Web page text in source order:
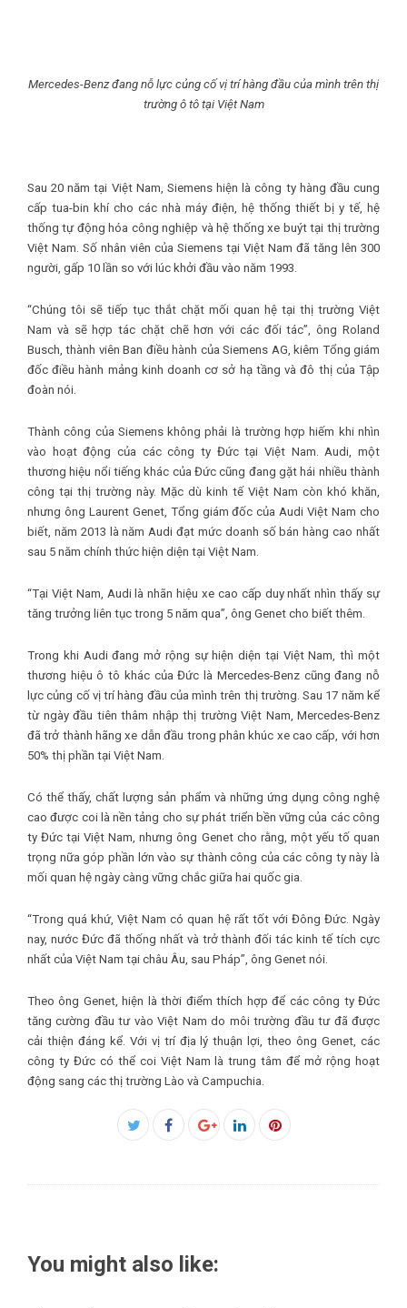
Mercedes-Benz đang nỗ lực củng cố vị trí hàng đầu của mình trên thị
trường ô tô tại Việt Nam
Sau 20 năm tại Việt Nam, Siemens hiện là công ty hàng đầu cung
cấp tua-bin khí cho các nhà máy điện, hệ thống thiết bị y tế, hệ
thống tự động hóa công nghiệp và hệ thống xe buýt tại thị trường
Việt Nam. Số nhân viên của Siemens tại Việt Nam đã tăng lên 300
người, gấp 10 lần so với lúc khởi đầu vào năm 1993.
“Chúng tôi sẽ tiếp tục thắt chặt mối quan hệ tại thị trường Việt
Nam và sẽ hợp tác chặt chẽ hơn với các đối tác”, ông Roland
Busch, thành viên Ban điều hành của Siemens AG, kiêm Tổng giám
đốc điều hành mảng kinh doanh cơ sở hạ tầng và đô thị của Tập
đoàn nói.
Thành công của Siemens không phải là trường hợp hiếm khi nhìn
vào hoạt động của các công ty Đức tại Việt Nam. Audi, một
thương hiệu nổi tiếng khác của Đức cũng đang gặt hái nhiều thành
công tại thị trường này. Mặc dù kinh tế Việt Nam còn khó khăn,
nhưng ông Laurent Genet, Tổng giám đốc của Audi Việt Nam cho
biết, năm 2013 là năm Audi đạt mức doanh số bán hàng cao nhất
sau 5 năm chính thức hiện diện tại Việt Nam.
“Tại Việt Nam, Audi là nhãn hiệu xe cao cấp duy nhất nhìn thấy sự
tăng trưởng liên tục trong 5 năm qua”, ông Genet cho biết thêm.
Trong khi Audi đang mở rộng sự hiện diện tại Việt Nam, thì một
thương hiệu ô tô khác của Đức là Mercedes-Benz cũng đang nỗ
lực củng cố vị trí hàng đầu của mình trên thị trường. Sau 17 năm kể
từ ngày đầu tiên thâm nhập thị trường Việt Nam, Mercedes-Benz
đã trở thành hãng xe dẫn đầu trong phân khúc xe cao cấp, với hơn
50% thị phần tại Việt Nam.
Có thể thấy, chất lượng sản phẩm và những ứng dụng công nghệ
cao được coi là nền tảng cho sự phát triển bền vững của các công
ty Đức tại Việt Nam, nhưng ông Genet cho rằng, một yếu tố quan
trọng nữa góp phần lớn vào sự thành công của các công ty này là
mối quan hệ ngày càng vững chắc giữa hai quốc gia.
“Trong quá khứ, Việt Nam có quan hệ rất tốt với Đông Đức. Ngày
nay, nước Đức đã thống nhất và trở thành đối tác kinh tế tích cực
nhất của Việt Nam tại châu Âu, sau Pháp”, ông Genet nói.
Theo ông Genet, hiện là thời điểm thích hợp để các công ty Đức
tăng cường đầu tư vào Việt Nam do môi trường đầu tư đã được
cải thiện đáng kể. Với vị trí địa lý thuận lợi, theo ông Genet, các
công ty Đức có thể coi Việt Nam là trung tâm để mở rộng hoạt
động sang các thị trường Lào và Campuchia.
Facebook
You might also like: